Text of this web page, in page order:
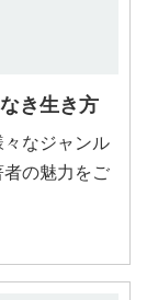
き生き方
なジャンル
の魅力をご